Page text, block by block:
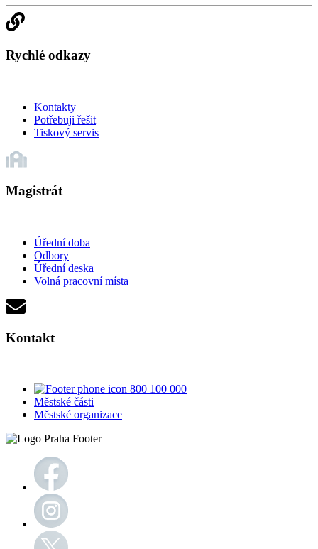
Rychlé odkazy
Kontakty
Potřebuji řešit
Tiskový servis
Magistrát
Úřední doba
Odbory
Úřední deska
Volná pracovní místa
Kontakt
800 100 000
Městské části
Městské organizace